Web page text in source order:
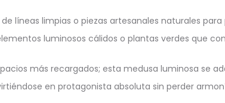
líneas limpias o piezas artesanales naturales
luminosos cálidos o plantas verdes que
más recargados; esta medusa luminosa se
en protagonista absoluta sin perder